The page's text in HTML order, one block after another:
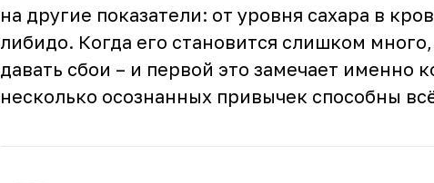
на другие показатели: от уровня сахара в
либидо. Когда его становится слишком
давать сбои – и первой это замечает именно
несколько осознанных привычек способны